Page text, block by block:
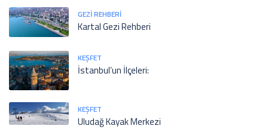
GEZI REHBERI
Kartal Gezi Rehberi
KEŞFET
İstanbul’un İlçeleri:
KEŞFET
Uludağ Kayak Merkezi